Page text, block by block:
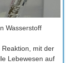
Wasserstoff
mit der
Lebewesen auf